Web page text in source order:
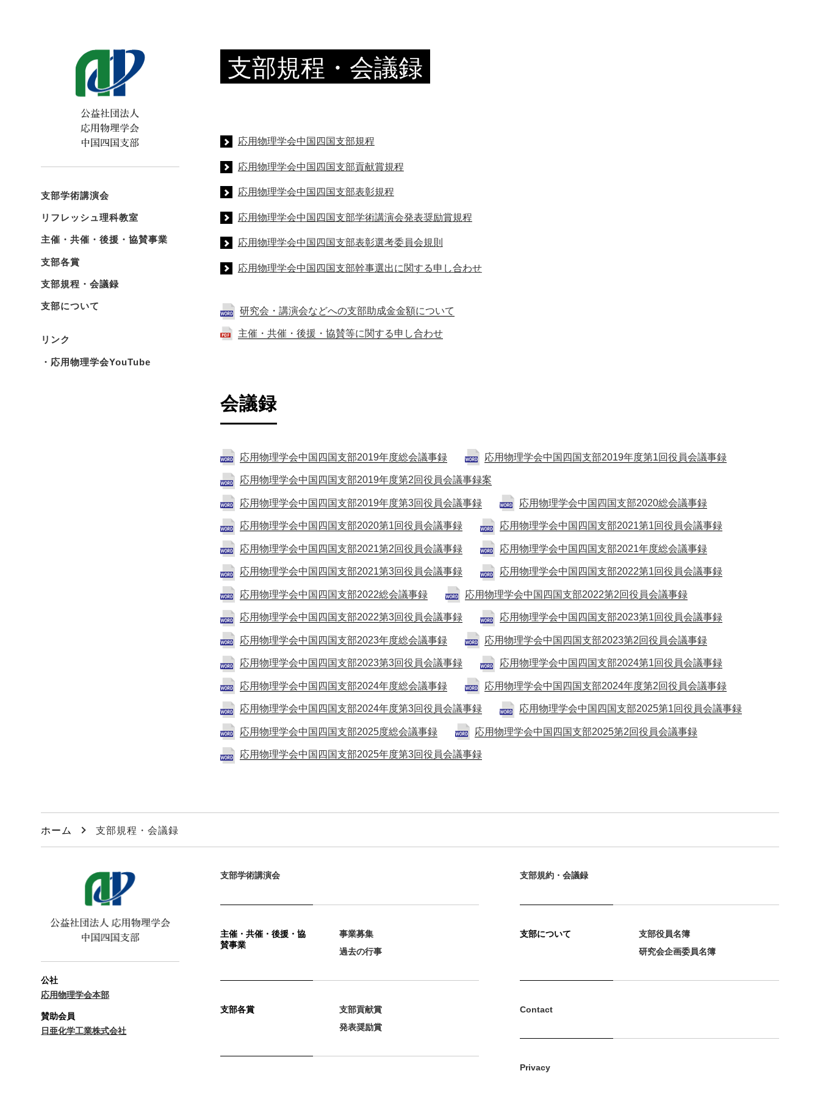
支部学術講演会
リフレッシュ理科教室
主催・共催・後援・協賛事業
支部各賞
支部規程・会議録
支部について
リンク
・応用物理学会YouTube
支部規程・会議録
応用物理学会中国四国支部規程
応用物理学会中国四国支部貢献賞規程
応用物理学会中国四国支部表彰規程
応用物理学会中国四国支部学術講演会発表奨励賞規程
応用物理学会中国四国支部表彰選考委員会規則
応用物理学会中国四国支部幹事選出に関する申し合わせ
研究会・講演会などへの支部助成金金額について
主催・共催・後援・協賛等に関する申し合わせ
会議録
応用物理学会中国四国支部2019年度総会議事録 応用物理学会中国四国支部2019年度第1回役員会議事録
応用物理学会中国四国支部2019年度第2回役員会議事録案
応用物理学会中国四国支部2019年度第3回役員会議事録 応用物理学会中国四国支部2020総会議事録
応用物理学会中国四国支部2020第1回役員会議事録 応用物理学会中国四国支部2021第1回役員会議事録
応用物理学会中国四国支部2021第2回役員会議事録 応用物理学会中国四国支部2021年度総会議事録
応用物理学会中国四国支部2021第3回役員会議事録 応用物理学会中国四国支部2022第1回役員会議事録
応用物理学会中国四国支部2022総会議事録 応用物理学会中国四国支部2022第2回役員会議事録
応用物理学会中国四国支部2022第3回役員会議事録 応用物理学会中国四国支部2023第1回役員会議事録
応用物理学会中国四国支部2023年度総会議事録 応用物理学会中国四国支部2023第2回役員会議事録
応用物理学会中国四国支部2023第3回役員会議事録 応用物理学会中国四国支部2024第1回役員会議事録
応用物理学会中国四国支部2024年度総会議事録 応用物理学会中国四国支部2024年度第2回役員会議事録
応用物理学会中国四国支部2024年度第3回役員会議事録 応用物理学会中国四国支部2025第1回役員会議事録
応用物理学会中国四国支部2025度総会議事録 応用物理学会中国四国支部2025第2回役員会議事録
応用物理学会中国四国支部2025年度第3回役員会議事録
ホーム 支部規程・会議録
公社
応用物理学会本部
賛助会員
日亜化学工業株式会社
支部学術講演会
主催・共催・後援・協
賛事業
事業募集
過去の行事
支部各賞
支部貢献賞
発表奨励賞
支部規約・会議録
支部について
支部役員名簿
研究会企画委員名簿
Contact
Privacy